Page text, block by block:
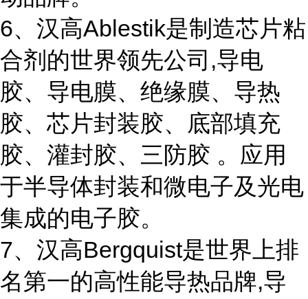
6、汉高Ablestik是制造芯片粘
合剂的世界领先公司,导电
胶、导电膜、绝缘膜、导热
胶、芯片封装胶、底部填充
胶、灌封胶、三防胶 。应用
于半导体封装和微电子及光电
集成的电子胶。
7、汉高Bergquist是世界上排
名第一的高性能导热品牌,导